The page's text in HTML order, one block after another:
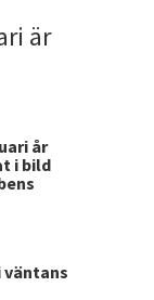
är
år
i bild